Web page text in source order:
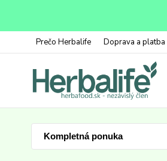
Prečo Herbalife Doprava a platba
Kompletná ponuka